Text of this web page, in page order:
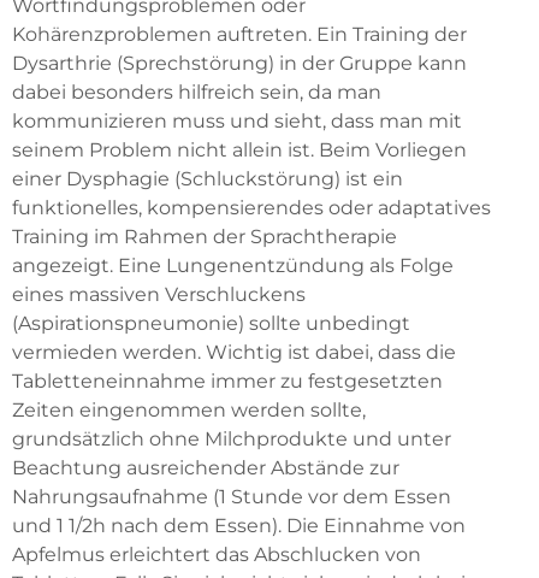
Wortfindungsproblemen oder
Kohärenzproblemen auftreten. Ein Training der
Dysarthrie (Sprechstörung) in der Gruppe kann
dabei besonders hilfreich sein, da man
kommunizieren muss und sieht, dass man mit
seinem Problem nicht allein ist. Beim Vorliegen
einer Dysphagie (Schluckstörung) ist ein
funktionelles, kompensierendes oder adaptatives
Training im Rahmen der Sprachtherapie
angezeigt. Eine Lungenentzündung als Folge
eines massiven Verschluckens
(Aspirationspneumonie) sollte unbedingt
vermieden werden. Wichtig ist dabei, dass die
Tabletteneinnahme immer zu festgesetzten
Zeiten eingenommen werden sollte,
grundsätzlich ohne Milchprodukte und unter
Beachtung ausreichender Abstände zur
Nahrungsaufnahme (1 Stunde vor dem Essen
und 1 1/2h nach dem Essen). Die Einnahme von
Apfelmus erleichtert das Abschlucken von